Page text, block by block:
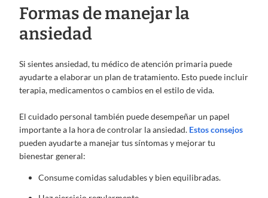
Formas de manejar la
ansiedad
Si sientes ansiedad, tu médico de atención primaria puede
ayudarte a elaborar un plan de tratamiento. Esto puede incluir
terapia, medicamentos o cambios en el estilo de vida.
El cuidado personal también puede desempeñar un papel
importante a la hora de controlar la ansiedad. Estos consejos
pueden ayudarte a manejar tus síntomas y mejorar tu
bienestar general:
Consume comidas saludables y bien equilibradas.